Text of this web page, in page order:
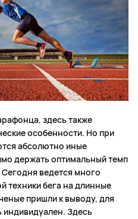
здесь также
особенности. Но при
абсолютно иные
держать оптимальный темп
ведется много
техники бега на длинные
пришли к выводу, для
индивидуален. Здесь